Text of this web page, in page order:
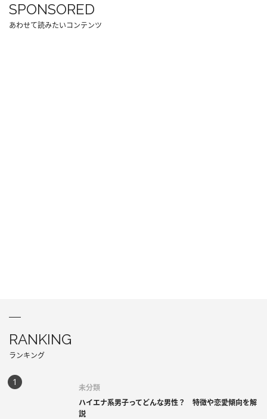
SPONSORED
あわせて読みたいコンテンツ
RANKING
ランキング
未分類
ハイエナ系男子ってどんな男性？ 特徴や恋愛傾向を解
説